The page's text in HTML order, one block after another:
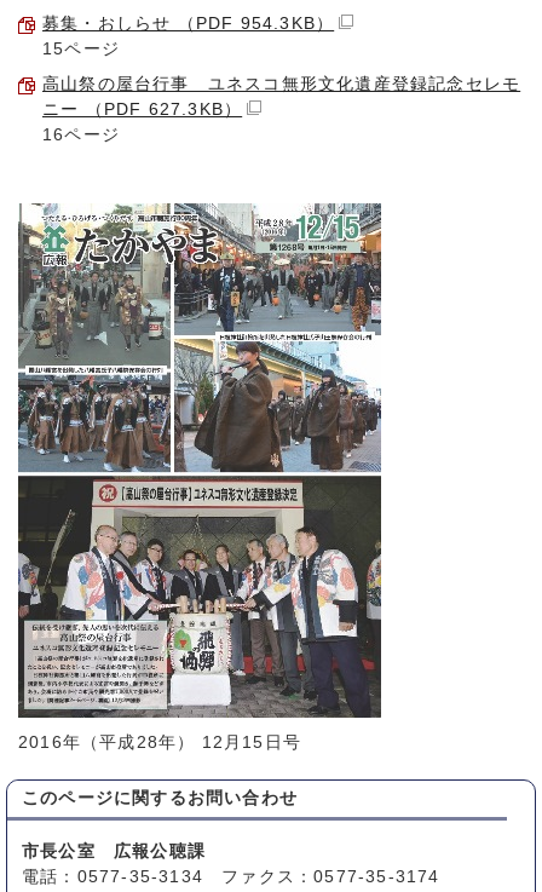
募集・おしらせ （PDF 954.3KB）
15ページ
高山祭の屋台行事 ユネスコ無形文化遺産登録記念セレモ
ニー （PDF 627.3KB）
16ページ
2016年（平成28年） 12月15日号
このページに関する お問い合わせ
市長公室 広報公聴課
電話：0577-35-3134 ファクス：0577-35-3174